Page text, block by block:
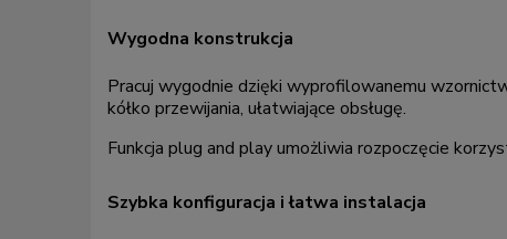
Wygodna konstrukcja
Pracuj wygodnie dzięki wyprofilowanemu
kółko przewijania, ułatwiające obsługę.
Funkcja plug and play umożliwia rozpoczęcie
Szybka konfiguracja i łatwa instalacja